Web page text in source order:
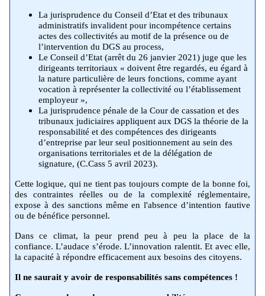
La jurisprudence du Conseil d’Etat et des tribunaux
administratifs invalident pour incompétence certains
actes des collectivités au motif de la présence ou de
l’intervention du DGS au process,
Le Conseil d’Etat (arrêt du 26 janvier 2021) juge que les
dirigeants territoriaux « doivent être regardés, eu égard à
la nature particulière de leurs fonctions, comme ayant
vocation à représenter la collectivité ou l’établissement
employeur »,
La jurisprudence pénale de la Cour de cassation et des
tribunaux judiciaires appliquent aux DGS la théorie de la
responsabilité et des compétences des dirigeants
d’entreprise par leur seul positionnement au sein des
organisations territoriales et de la délégation de
signature, (C.Cass 5 avril 2023).
Cette logique, qui ne tient pas toujours compte de la bonne foi,
des contraintes réelles ou de la complexité réglementaire,
expose à des sanctions même en l'absence d’intention fautive
ou de bénéfice personnel.
Dans ce climat, la peur prend peu à peu la place de la
confiance. L’audace s’érode. L’innovation ralentit. Et avec elle,
la capacité à répondre efficacement aux besoins des citoyens.
Il ne saurait y avoir de responsabilités sans compétences !